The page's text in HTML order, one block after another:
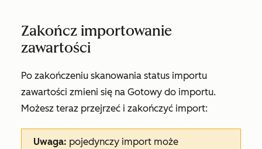
Zakończ importowanie
zawartości
Po zakończeniu skanowania status importu
zawartości zmieni się na Gotowy do importu.
Możesz teraz przejrzeć i zakończyć import:
Uwaga: pojedynczy import może